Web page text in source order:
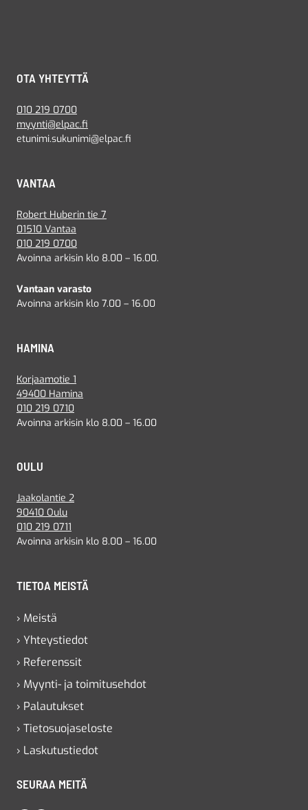
OTA YHTEYTTÄ
010 219 0700
myynti@elpac.fi
etunimi.sukunimi@elpac.fi
VANTAA
Robert Huberin tie 7
01510 Vantaa
010 219 0700
Avoinna arkisin klo 8.00 – 16.00.
Vantaan varasto
Avoinna arkisin klo 7.00 – 16.00
HAMINA
Korjaamotie 1
49400 Hamina
010 219 0710
Avoinna arkisin klo 8.00 – 16.00
OULU
Jaakolantie 2
90410 Oulu
010 219 0711
Avoinna arkisin klo 8.00 – 16.00
TIETOA MEISTÄ
› Meistä
› Yhteystiedot
› Referenssit
› Myynti- ja toimitusehdot
› Palautukset
› Tietosuojaseloste
› Laskutustiedot
SEURAA MEITÄ